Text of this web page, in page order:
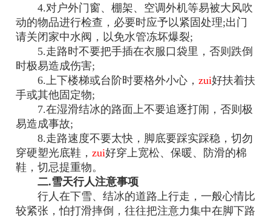
4.对户外门窗、棚架、空调外机等易被大风吹
动的物品进行检查，必要时应予以紧固处理;出门
请关闭家中水阀，以免水管冻坏爆裂;
5.走路时不要把手插在衣服口袋里，否则跌倒
时极易造成伤害;
6.上下楼梯或台阶时要格外小心， zui好扶着扶
手或其他固定物;
7.在湿滑结冰的路面上不要追逐打闹，否则极
易造成事故;
8.走路速度不要太快，脚底要踩实踩稳，切勿
穿硬塑光底鞋， zui好穿上宽松、保暖、防滑的棉
鞋，切忌提重物。
二.雪天行人注意事项
行人在下雪、结冰的道路上行走，一般心情比
较紧张，怕打滑摔倒，往往把注意力集中在脚下路